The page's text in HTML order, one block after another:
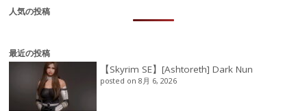
人気の投稿
最近の投稿
【Skyrim SE】[Ashtoreth] Dark Nun
posted on 8月 6, 2026